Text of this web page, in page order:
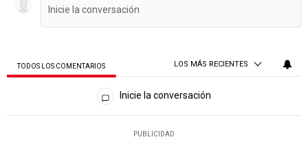
TODOS LOS COMENTARIOS LOS MÁS RECIENTES
Todos los comentarios
Inicie la conversación
PUBLICIDAD